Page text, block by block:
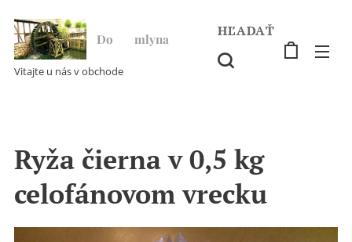
Do ♥ mlyna
Vitajte u nás v obchode
HĽADAŤ
Ryža čierna v 0,5 kg
celofánovom vrecku